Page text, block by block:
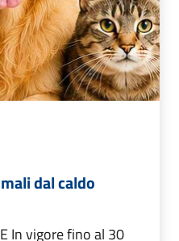
dal caldo
In vigore fino al 30